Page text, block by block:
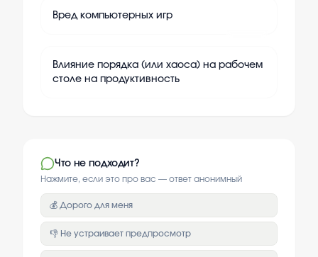
Вред компьютерных игр
Влияние порядка (или хаоса) на рабочем
столе на продуктивность
Что не подходит?
Нажмите, если это про вас — ответ анонимный
💰 Дорого для меня
👎 Не устраивает предпросмотр